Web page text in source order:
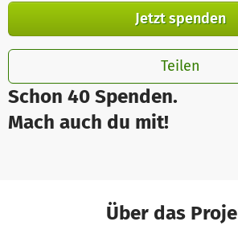
Schon 40 Spenden.
Mach auch du mit!
Jetzt spenden
Teilen
Über das